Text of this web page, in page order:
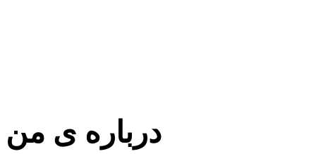
درباره ی من